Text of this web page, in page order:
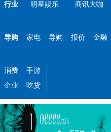
行业 明星娱乐 商讯大咖
导购 家电 导购 报价 金融
消费
手游
企业
吃货